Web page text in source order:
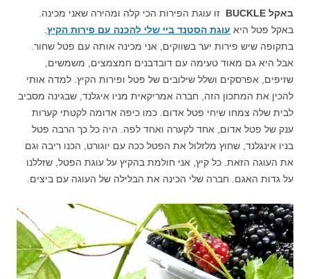
באקל BUCKLE זו עוגת הפירות הכי קלה ומהירה שאני מכינה.
באקל פטל היא עוגת הסטנד ביי שלי להכנה עם פירות הקיץ
בתקופה שיש פירות יער בשווקים, אני מכינה אותה עם פטל שחור.
אבל היא גם מאוד טעימה עם דובדבנים חמצמצים, משמשים,
שזיפים, אפרסקים ושלל שילובים של פטל ופירות הקיץ. למדה אותי
להכין את המתכון הזה, חברה אמריקאית מניו איגלנד, שבגינה מסביב
לבית שלה צמחו שיחי פטל אדום. כמו כיפה אדומה לקטתי קערות
ענק של פטל אדום, אחד לקערה ואחד לפה. היה כל כך הרבה פטל
בניו אינגלנד, שחוץ מלזלול את הפטל ככה עם יוגורט, הכנו ריבה וגם
את העוגה הזאת. כל קיץ, אני חולמת בהקיץ על עוגת הפטל, שזללנו
על גדות האגם. חברה שלי הכינה את הבלילה של העוגה עם ביצים.